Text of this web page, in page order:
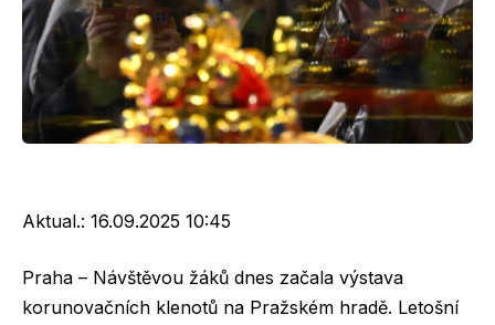
Aktual.: 16.09.2025 10:45
Praha – Návštěvou žáků dnes začala výstava
korunovačních klenotů na Pražském hradě. Letošní